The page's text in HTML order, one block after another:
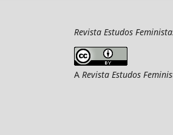
Revista Estudos
A Revista Estudos